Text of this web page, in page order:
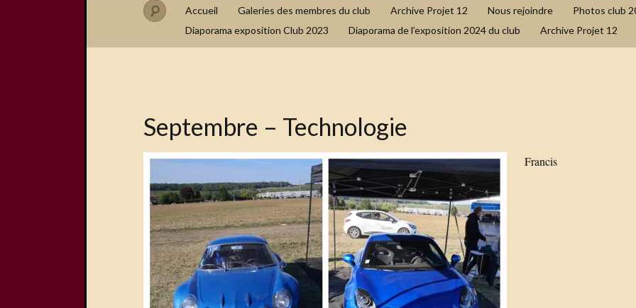
Accueil Galeries des membres du club Archive Projet 12 Nous rejoindre Photos club
Diaporama exposition Club 2023
Diaporama de l’exposition 2024 du club Archive Projet 12
Septembre – Technologie
Francis